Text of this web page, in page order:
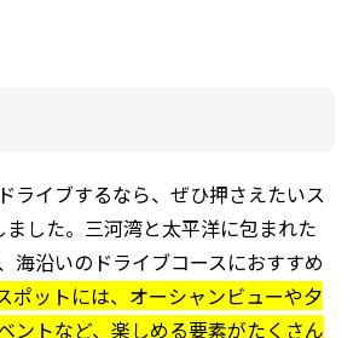
ライブするなら、ぜひ押さえたいス
した。三河湾と太平洋に包まれた
海沿いのドライブコースにおすすめ
ポットには、オーシャンビューや夕
ントなど、楽しめる要素がたくさん